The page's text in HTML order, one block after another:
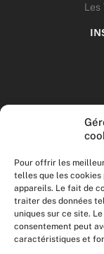
Pour offrir les
telles que les
appareils. Le fait de
traiter des données
uniques sur ce site.
consentement peut
caractéristiques et
Les